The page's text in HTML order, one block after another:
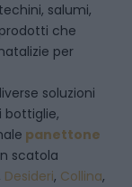
salumi,
che
per
soluzioni
bottiglie,
panettone
scatola
Desideri, Collina,